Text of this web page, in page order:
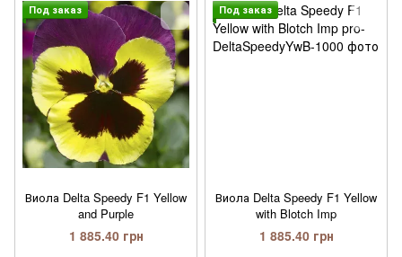
Под заказ
Виола Delta Speedy F1 Yellow
and Purple
1 885.40 грн
Под заказ
Виола Delta Speedy F1 Yellow
with Blotch Imp
1 885.40 грн